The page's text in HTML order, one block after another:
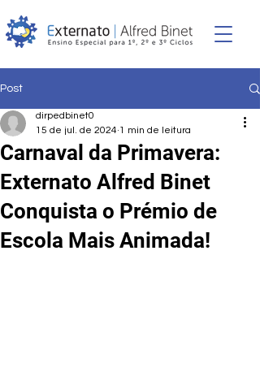
Post
Carnaval da Primavera:
Externato Alfred Binet
Conquista o Prémio de
Escola Mais Animada!
dirpedbinet0
15 de jul. de 2024 1 min de leitura